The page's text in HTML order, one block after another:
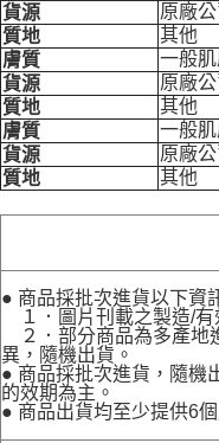
貨源
原廠
質地
其他
膚質
一般
貨源
原廠
質地
其他
膚質
一般
貨源
原廠
質地
其他
● 商品採批次進貨以下資
１．圖片刊載之製造/有
２．部分商品為多產地
異，隨機出貨。
● 商品採批次進貨，隨機
的效期為主。
● 商品出貨均至少提供6